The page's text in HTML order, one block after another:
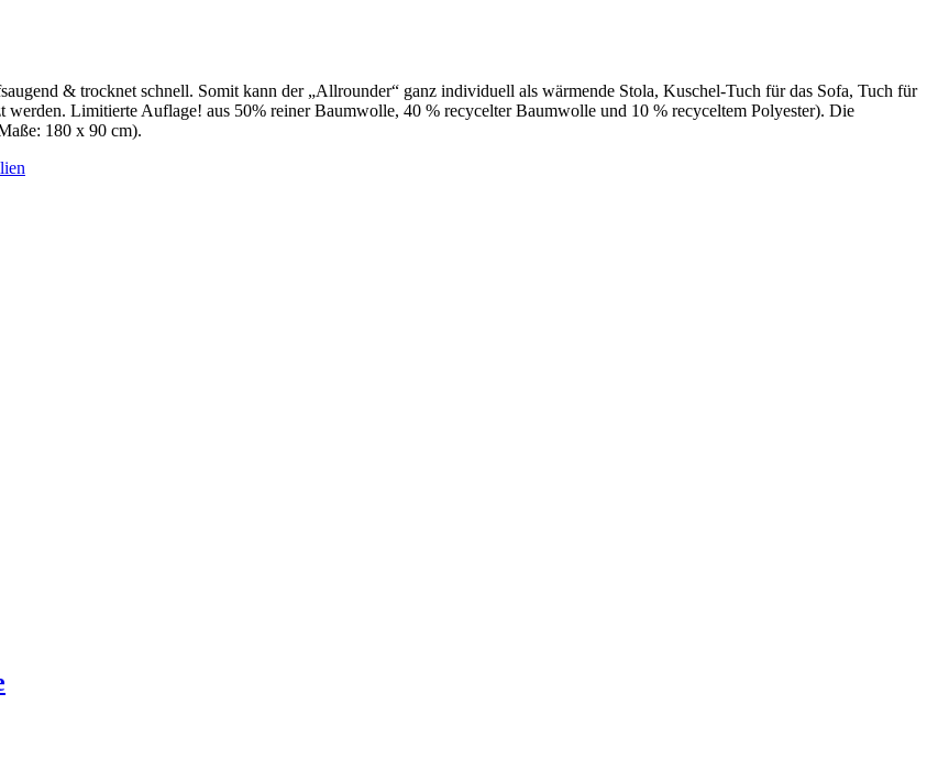
& trocknet schnell. Somit kann der „Allrounder“ ganz individuell als wärmende Stola, Kuschel-Tuch für das Sofa, Tuch für
Limitierte Auflage! aus 50% reiner Baumwolle, 40 % recycelter Baumwolle und 10 % recyceltem Polyester). Die
180 x 90 cm).